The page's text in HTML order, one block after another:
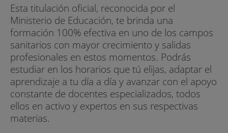
Esta titulación oficial, reconocida por el
Ministerio de Educación, te brinda una
formación 100% efectiva en uno de los campos
sanitarios con mayor crecimiento y salidas
profesionales en estos momentos. Podrás
estudiar en los horarios que tú elijas, adaptar el
aprendizaje a tu día a día y avanzar con el apoyo
constante de docentes especializados, todos
ellos en activo y expertos en sus respectivas
materias.